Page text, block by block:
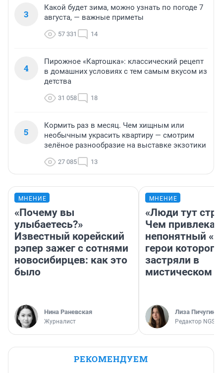
3
Какой будет зима, можно узнать по погоде 7
августа, — важные приметы
57 331 14
4
Пирожное «Картошка»: классический рецепт
в домашних условиях с тем самым вкусом из
детства
31 058 18
5
Кормить раз в месяц. Чем хищным или
необычным украсить квартиру — смотрим
зелёное разнообразие на выставке экзотики
27 085 13
МНЕНИЕ
«Почему вы
улыбаетесь?»
Известный корейский
рэпер зажег с сотнями
новосибирцев: как это
было
Нина Раневская
Журналист
МНЕНИЕ
«Люди тут
Чем
непонятный
герои которого
застряли в
мистическом
Лиза Пичугина
Редактор
РЕКОМЕНДУЕМ